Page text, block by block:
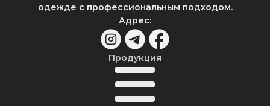
одежде с профессиональным подходом.
Адрес:
Продукция